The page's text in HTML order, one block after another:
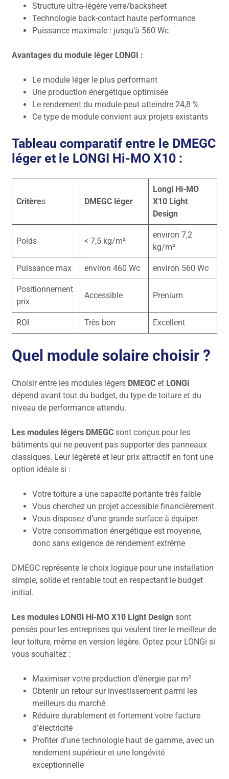
Structure ultra-légère verre/backsheet
Technologie back-contact haute performance
Puissance maximale : jusqu’à 560 Wc
Avantages du module léger LONGI :
Le module léger le plus performant
Une production énergétique optimisée
Le rendement du module peut atteindre 24,8 %
Ce type de module convient aux projets existants
Tableau comparatif entre le DMEGC
léger et le LONGI Hi-MO X10 :
Critères DMEGC léger
Longi Hi-MO
X10 Light
Design
Poids < 7,5 kg/m²
environ 7,2
kg/m²
Puissance max environ 460 Wc environ 560 Wc
Positionnement
prix
Accessible Prenium
ROI Très bon Excellent
Quel module solaire choisir ?
Choisir entre les modules légers DMEGC et LONGi
dépend avant tout du budget, du type de toiture et du
niveau de performance attendu.
Les modules légers DMEGC sont conçus pour les
bâtiments qui ne peuvent pas supporter des panneaux
classiques. Leur légèreté et leur prix attractif en font une
option idéale si :
Votre toiture a une capacité portante très faible
Vous cherchez un projet accessible financièrement
Vous disposez d’une grande surface à équiper
Votre consommation énergétique est moyenne,
donc sans exigence de rendement extrême
DMEGC représente le choix logique pour une installation
simple, solide et rentable tout en respectant le budget
initial.
Les modules LONGi Hi-MO X10 Light Design sont
pensés pour les entreprises qui veulent tirer le meilleur de
leur toiture, même en version légère. Optez pour LONGi si
vous souhaitez :
Maximiser votre production d’énergie par m²
Obtenir un retour sur investissement parmi les
meilleurs du marché
Réduire durablement et fortement votre facture
d’électricité
Profiter d’une technologie haut de gamme, avec un
rendement supérieur et une longévité
exceptionnelle